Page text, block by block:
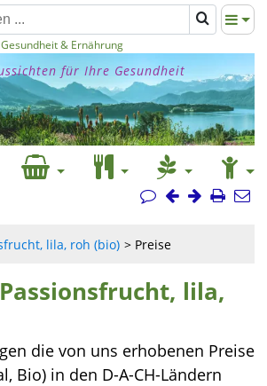
Gesundheit & Ernährung
für Ihre Gesundheit
lila, roh (bio) Preise
lila,
die von uns erhobenen Preise
Bio) in den D-A-CH-Ländern